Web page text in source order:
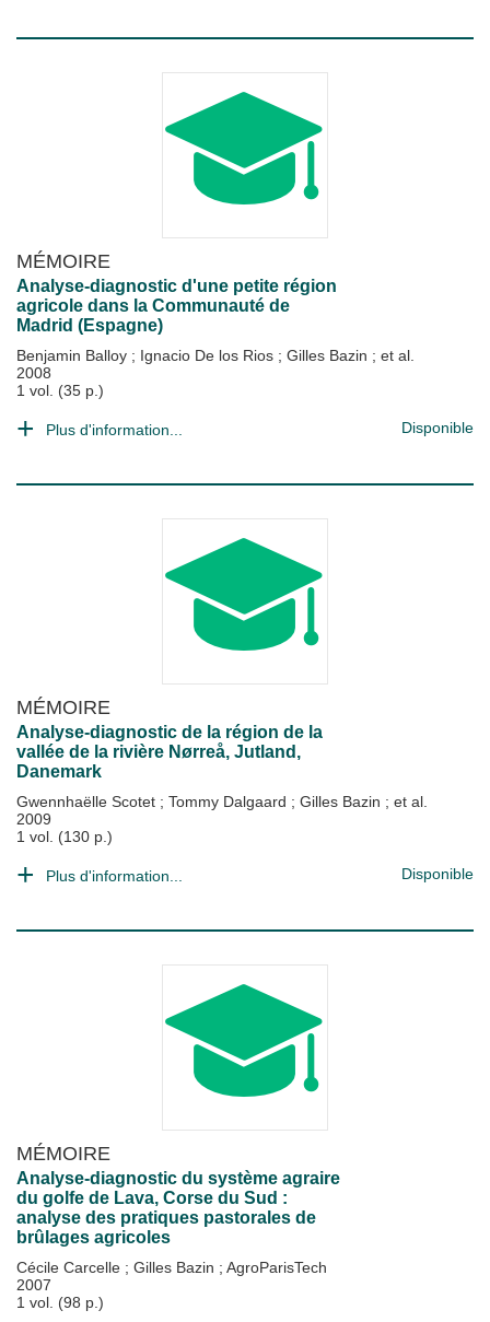
MÉMOIRE
Analyse-diagnostic d'une petite région
agricole dans la Communauté de
Madrid (Espagne)
Benjamin Balloy ; Ignacio De los Rios ; Gilles Bazin ; et al.
2008
1 vol. (35 p.)
Plus d'information... Disponible
MÉMOIRE
Analyse-diagnostic de la région de la
vallée de la rivière Nørreå, Jutland,
Danemark
Gwennhaëlle Scotet ; Tommy Dalgaard ; Gilles Bazin ; et al.
2009
1 vol. (130 p.)
Plus d'information... Disponible
MÉMOIRE
Analyse-diagnostic du système agraire
du golfe de Lava, Corse du Sud :
analyse des pratiques pastorales de
brûlages agricoles
Cécile Carcelle ; Gilles Bazin ; AgroParisTech
2007
1 vol. (98 p.)